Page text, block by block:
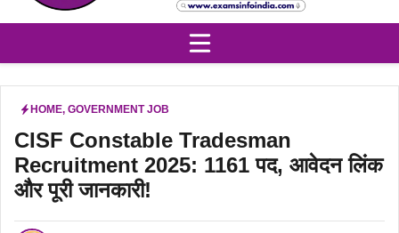
HOME, GOVERNMENT JOB
CISF Constable Tradesman
Recruitment 2025: 1161 पद, आवेदन लिंक
और पूरी जानकारी!